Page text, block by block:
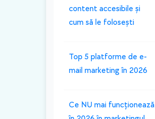
content accesibile și
cum să le folosești
Top 5 platforme de e-
mail marketing în 2026
Ce NU mai funcționează